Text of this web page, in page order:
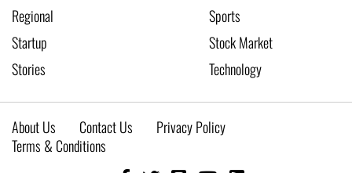
Regional
Sports
Startup
Stock Market
Stories
Technology
About Us Contact Us
Privacy Policy
Terms & Conditions